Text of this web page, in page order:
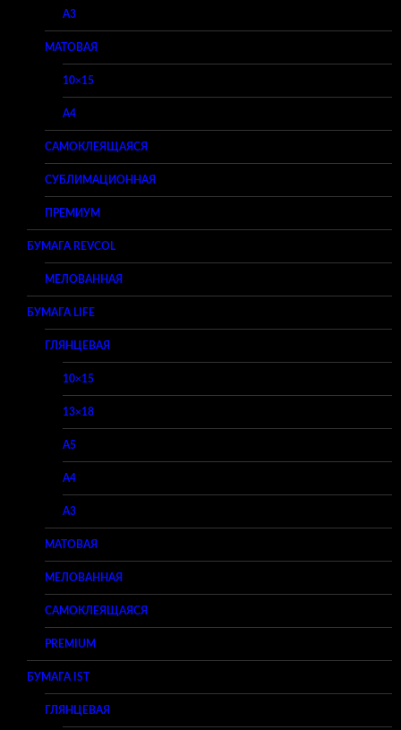
A3
МАТОВАЯ
10×15
A4
САМОКЛЕЯЩАЯСЯ
СУБЛИМАЦИОННАЯ
ПРЕМИУМ
БУМАГА REVCOL
МЕЛОВАННАЯ
БУМАГА LIFE
ГЛЯНЦЕВАЯ
10×15
13×18
A5
A4
A3
МАТОВАЯ
МЕЛОВАННАЯ
САМОКЛЕЯЩАЯСЯ
PREMIUM
БУМАГА IST
ГЛЯНЦЕВАЯ